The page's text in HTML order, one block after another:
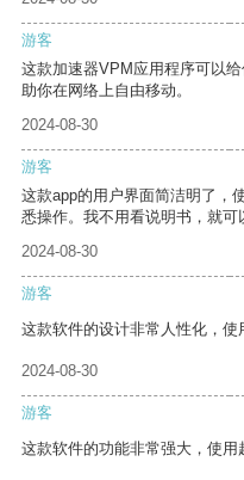
游客
这款加速器VPM应用程序可以
助你在网络上自由移动。
2024-08-30
游客
这款app的用户界面简洁明了，
悉操作。我不用看说明书，就可
2024-08-30
游客
这款软件的设计非常人性化，使
2024-08-30
游客
这款软件的功能非常强大，使用